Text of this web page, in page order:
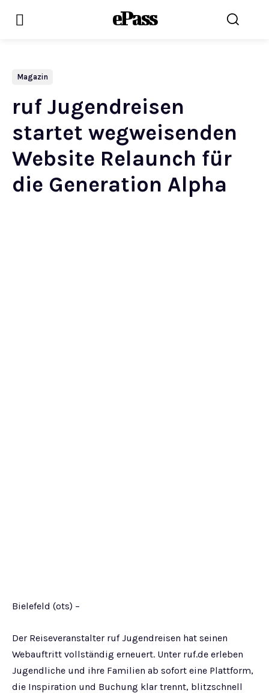
ePass
Magazin
ruf Jugendreisen
startet wegweisenden
Website Relaunch für
die Generation Alpha
Bielefeld (ots) –
Der Reiseveranstalter ruf Jugendreisen hat seinen
Webauftritt vollständig erneuert. Unter ruf.de erleben
Jugendliche und ihre Familien ab sofort eine Plattform,
die Inspiration und Buchung klar trennt, blitzschnell